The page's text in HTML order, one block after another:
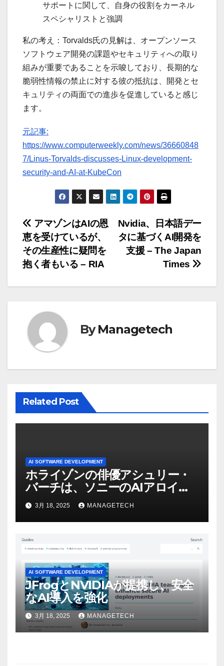
サポートに関して、自身の役割をカーネル
スペシャリストと強調
私の考え：Torvalds氏の見解は、オープンソース
ソフトウェア開発の課題やセキュリティへの取り
組みが重要であることを示唆しており、長期的な
脆弱性情報の禁止に対する彼の抵抗は、開発とセ
キュリティの両面での進歩を促進していると感じ
ます。
元記事:
https://www.computerweekly.com/news/36660848
7/Linus-Torvalds-discusses-Linux-development-
security-and-AI-at-KubeCon
投
稿
ナ
ビ
ゲ
ー
シ
ョ
ン
Nvidia、日本語デー
タに基づくAI開発を
支援 – The Japan
Times
アマゾンはAIの恩
恵を受けているが、
その生産性に疑問を
抱く者もいる – RIA
ByManagetech
Related Post
AI SOFTWARE DEVELOPMENT
ホライゾンの俳優アシュリー・
バーチは、ソニーのAIアロイの
ビデオを見て「ゲームパフォー
マンスという芸術形式に不安を
感じた」と語る – IGN
3月 18, 2025 MANAGETECH
AI SOFTWARE DEVELOPMENT
JFrogとNVIDIAが提携し、安全
なAI導入を強化
3月 18, 2025 MANAGETECH